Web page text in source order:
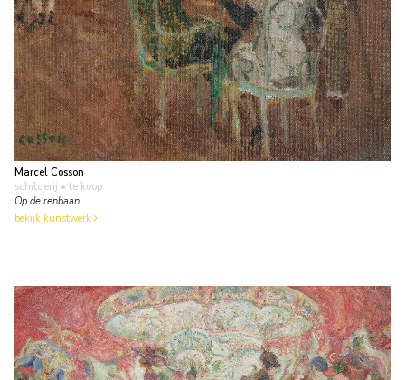
Marcel Cosson
schilderij • te koop
Op de renbaan
bekijk kunstwerk